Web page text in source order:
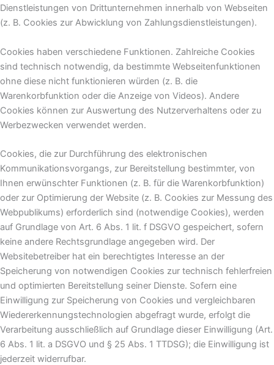
Dienstleistungen von Drittunternehmen innerhalb von Webseiten
(z. B. Cookies zur Abwicklung von Zahlungsdienstleistungen).
Cookies haben verschiedene Funktionen. Zahlreiche Cookies
sind technisch notwendig, da bestimmte Webseitenfunktionen
ohne diese nicht funktionieren würden (z. B. die
Warenkorbfunktion oder die Anzeige von Videos). Andere
Cookies können zur Auswertung des Nutzerverhaltens oder zu
Werbezwecken verwendet werden.
Cookies, die zur Durchführung des elektronischen
Kommunikationsvorgangs, zur Bereitstellung bestimmter, von
Ihnen erwünschter Funktionen (z. B. für die Warenkorbfunktion)
oder zur Optimierung der Website (z. B. Cookies zur Messung des
Webpublikums) erforderlich sind (notwendige Cookies), werden
auf Grundlage von Art. 6 Abs. 1 lit. f DSGVO gespeichert, sofern
keine andere Rechtsgrundlage angegeben wird. Der
Websitebetreiber hat ein berechtigtes Interesse an der
Speicherung von notwendigen Cookies zur technisch fehlerfreien
und optimierten Bereitstellung seiner Dienste. Sofern eine
Einwilligung zur Speicherung von Cookies und vergleichbaren
Wiedererkennungstechnologien abgefragt wurde, erfolgt die
Verarbeitung ausschließlich auf Grundlage dieser Einwilligung (Art.
6 Abs. 1 lit. a DSGVO und § 25 Abs. 1 TTDSG); die Einwilligung ist
jederzeit widerrufbar.